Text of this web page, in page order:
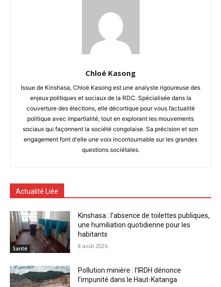
Chloé Kasong
Issue de Kinshasa, Chloé Kasong est une analyste rigoureuse des
enjeux politiques et sociaux de la RDC. Spécialisée dans la
couverture des élections, elle décortique pour vous l’actualité
politique avec impartialité, tout en explorant les mouvements
sociaux qui façonnent la société congolaise. Sa précision et son
engagement font d'elle une voix incontournable sur les grandes
questions sociétales.
Actualité Liée
Santé
Kinshasa : l’absence de toilettes publiques,
une humiliation quotidienne pour les
habitants
8 août 2026
Pollution minière : l’IRDH dénonce
l’impunité dans le Haut-Katanga